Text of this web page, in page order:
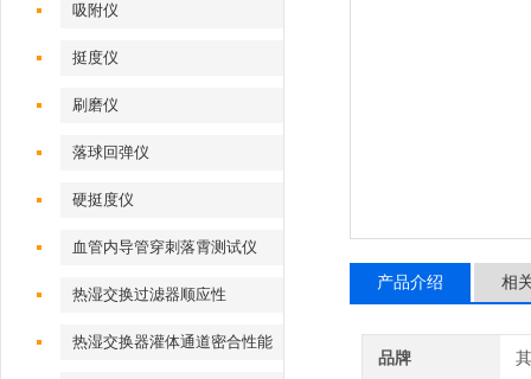
吸附仪
挺度仪
刷磨仪
落球回弹仪
硬挺度仪
血管内导管穿刺落霄测试仪
热湿交换过滤器顺应性
热湿交换器灌体通道密合性能
产品介绍 相
品牌